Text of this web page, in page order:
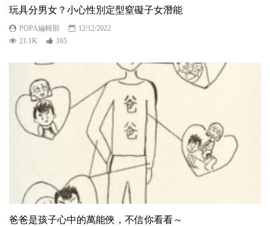
玩具分男女？小心性別定型窒礙子女潛能
POPA編輯部
12/12/2022
21.1K
165
爸爸是孩子心中的萬能俠，不信你看看～